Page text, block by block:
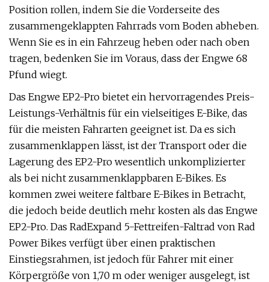
Position rollen, indem Sie die Vorderseite des
zusammengeklappten Fahrrads vom Boden abheben.
Wenn Sie es in ein Fahrzeug heben oder nach oben
tragen, bedenken Sie im Voraus, dass der Engwe 68
Pfund wiegt.
Das Engwe EP2-Pro bietet ein hervorragendes Preis-
Leistungs-Verhältnis für ein vielseitiges E-Bike, das
für die meisten Fahrarten geeignet ist. Da es sich
zusammenklappen lässt, ist der Transport oder die
Lagerung des EP2-Pro wesentlich unkomplizierter
als bei nicht zusammenklappbaren E-Bikes. Es
kommen zwei weitere faltbare E-Bikes in Betracht,
die jedoch beide deutlich mehr kosten als das Engwe
EP2-Pro. Das RadExpand 5-Fettreifen-Faltrad von Rad
Power Bikes verfügt über einen praktischen
Einstiegsrahmen, ist jedoch für Fahrer mit einer
Körpergröße von 1,70 m oder weniger ausgelegt, ist